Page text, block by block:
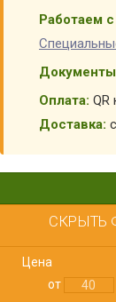
Работаем
Оплата: QR
Доставка:
СКРЫТЬ
Цена
от